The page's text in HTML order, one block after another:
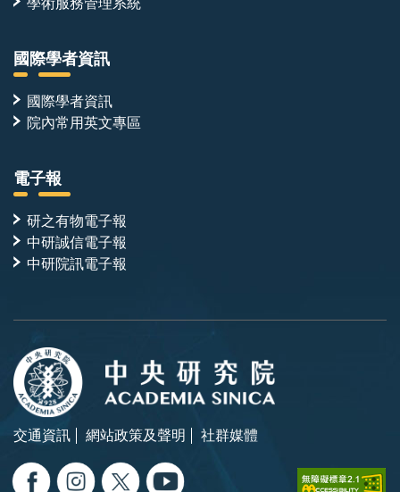
國際學者資訊
國際學者資訊
院內常用英文專區
電子報
研之有物電子報
中研誠信電子報
中研院訊電子報
交通資訊 網站政策及聲明 社群媒體